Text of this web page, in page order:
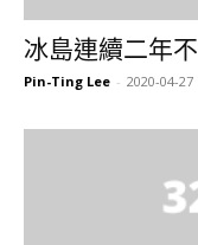
冰島連續二年
Pin-Ting Lee - 2020-04-27